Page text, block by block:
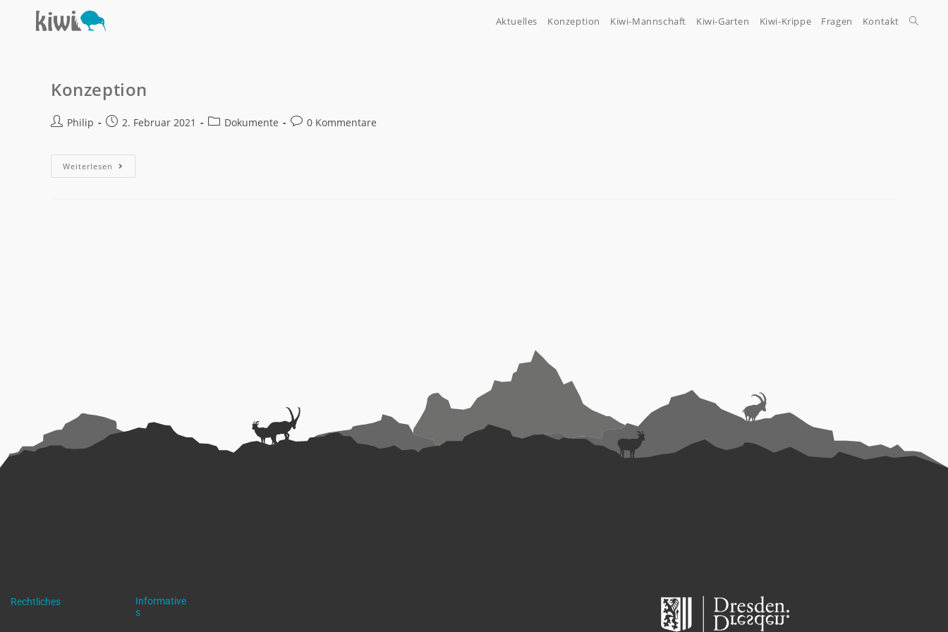
Aktuelles Konzeption Kiwi-Mannschaft Kiwi-Garten Kiwi-Krippe Fragen Kontakt
Konzeption
Philip 2. Februar 2021 Dokumente 0 Kommentare
Weiterlesen
Rechtliches
Informative
s